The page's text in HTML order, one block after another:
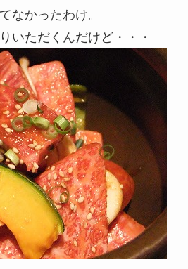
なかったわけ。
いただくんだけど・・・